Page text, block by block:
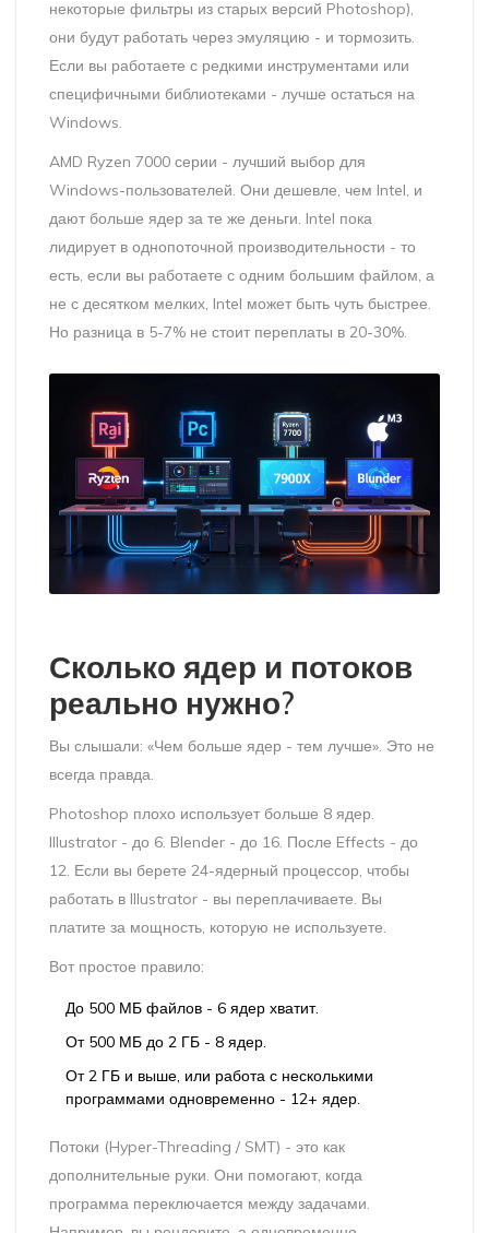
некоторые фильтры из старых версий Photoshop),
они будут работать через эмуляцию - и тормозить.
Если вы работаете с редкими инструментами или
специфичными библиотеками - лучше остаться на
Windows.
AMD Ryzen 7000 серии - лучший выбор для
Windows-пользователей. Они дешевле, чем Intel, и
дают больше ядер за те же деньги. Intel пока
лидирует в однопоточной производительности - то
есть, если вы работаете с одним большим файлом, а
не с десятком мелких, Intel может быть чуть быстрее.
Но разница в 5-7% не стоит переплаты в 20-30%.
Сколько ядер и потоков
реально нужно?
Вы слышали: «Чем больше ядер - тем лучше». Это не
всегда правда.
Photoshop плохо использует больше 8 ядер.
Illustrator - до 6. Blender - до 16. После Effects - до
12. Если вы берете 24-ядерный процессор, чтобы
работать в Illustrator - вы переплачиваете. Вы
платите за мощность, которую не используете.
Вот простое правило:
До 500 МБ файлов - 6 ядер хватит.
От 500 МБ до 2 ГБ - 8 ядер.
От 2 ГБ и выше, или работа с несколькими
программами одновременно - 12+ ядер.
Потоки (Hyper-Threading / SMT) - это как
дополнительные руки. Они помогают, когда
программа переключается между задачами.